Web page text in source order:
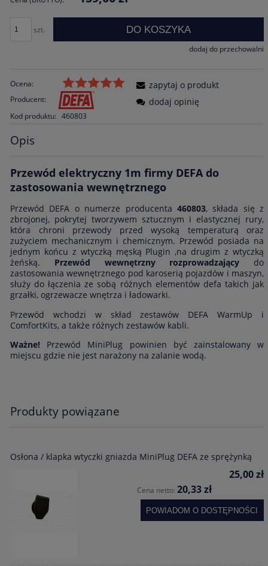
szt. DO KOSZYKA
dodaj do przechowalni
Ocena:
Producent:
Kod produktu: 460803
zapytaj o produkt
dodaj opinię
Opis
Przewód elektryczny 1m firmy DEFA do
zastosowania wewnętrznego
Przewód DEFA o numerze producenta 460803, składa się z
zbrojonej, pokrytej tworzywem sztucznym i elastycznej rury,
która chroni przewody przed wysoką temperaturą oraz
zużyciem mechanicznym i chemicznym. Przewód posiada na
jednym końcu z wtyczką męską Plugin ,na drugim z wtyczką
żeńską. Przewód wewnętrzny rozprowadzający do
zastosowania wewnętrznego pod karoserią pojazdów i maszyn,
służy do łączenia ze sobą różnych elementów defa takich jak
grzałki, ogrzewacze wnętrza i ładowarki.
Przewód wchodzi w skład zestawów DEFA WarmUp i
ComfortKits, a także różnych zestawów kabli.
Ważne! Przewód MiniPlug powinien być zainstalowany w
miejscu gdzie nie jest narażony na zalanie wodą.
Produkty powiązane
Osłona / klapka wtyczki gniazda MiniPlug DEFA ze sprężynką
25,00 zł
Cena netto: 20,33 zł
POWIADOM O DOSTĘPNOŚCI